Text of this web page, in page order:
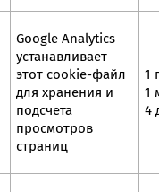
Google Analytics
устанавливает
этот cookie-файл
для хранения и
подсчета
просмотров
страниц
1
1
4